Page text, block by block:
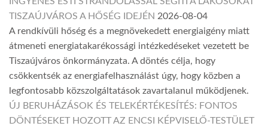
TISZAÚJVÁROS A HŐSÉG IDEJÉN 2026-08-04
A rendkívüli hőség és a megnövekedett energiaigény miatt
átmeneti energiatakarékossági intézkedéseket vezetett be
Tiszaújváros önkormányzata. A döntés célja, hogy
csökkentsék az energiafelhasználást úgy, hogy közben a
legfontosabb közszolgáltatások zavartalanul működjenek.
ÚJ BERUHÁZÁSOK ÉS TELEKÉRTÉKESÍTÉS: FONTOS
DÖNTÉSEKET HOZOTT AZ ENCSI KÉPVISELŐ-TESTÜLET